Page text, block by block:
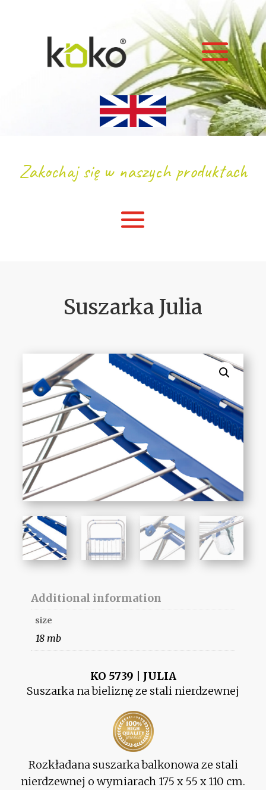
Zakochaj się w naszych produktach
Suszarka Julia
Additional information
size
18 mb
KO 5739 | JULIA
Suszarka na bieliznę ze stali nierdzewnej
Rozkładana suszarka balkonowa ze stali
nierdzewnej o wymiarach 175 x 55 x 110 cm.